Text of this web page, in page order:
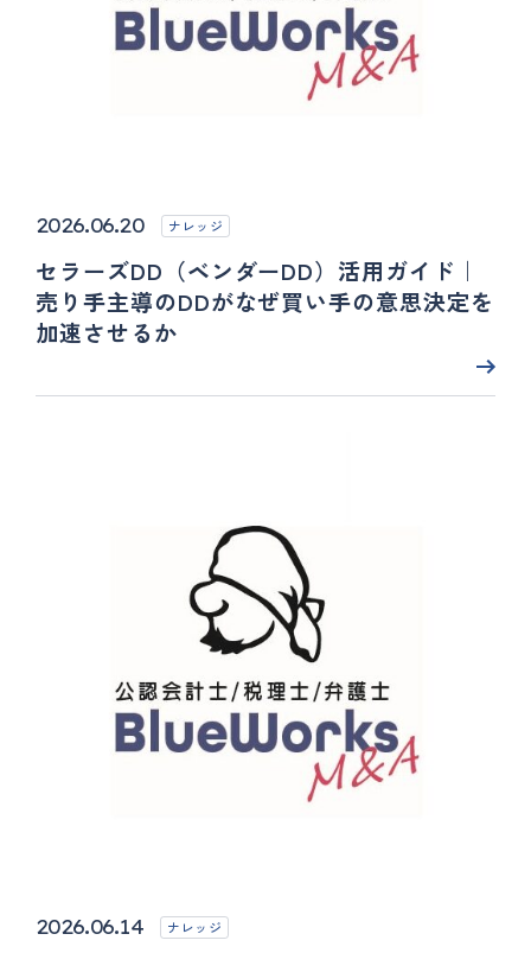
2026.06.20 ナレッジ
セラーズDD（ベンダーDD）活用ガイド｜
売り手主導のDDがなぜ買い手の意思決定を
加速させるか
2026.06.14 ナレッジ